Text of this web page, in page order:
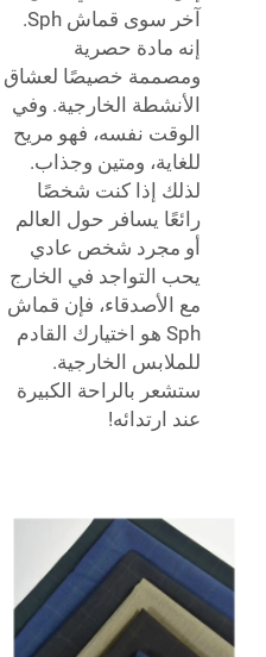
آخر سوى قماش Sph.
إنه مادة حصرية
ومصممة خصيصًا لعشاق
الأنشطة الخارجية. وفي
الوقت نفسه، فهو مريح
للغاية، ومتين وجذاب.
لذلك إذا كنت شخصًا
رائعًا يسافر حول العالم
أو مجرد شخص عادي
يحب التواجد في الخارج
مع الأصدقاء، فإن قماش
Sph هو اختيارك القادم
للملابس الخارجية.
ستشعر بالراحة الكبيرة
عند ارتدائه!